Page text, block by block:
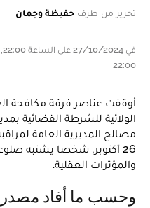
تحرير من طرف حفيظة وجمان
22:00
أوقفت عناصر فرقة مكافحة
الولائية للشرطة القضائية
مصالح المديرية العامة
26 أكتوبر، شخصا يشتبه
والمؤثرات العقلية.
وحسب ما أفاد مصدر أمني، فقد تم إيقاف